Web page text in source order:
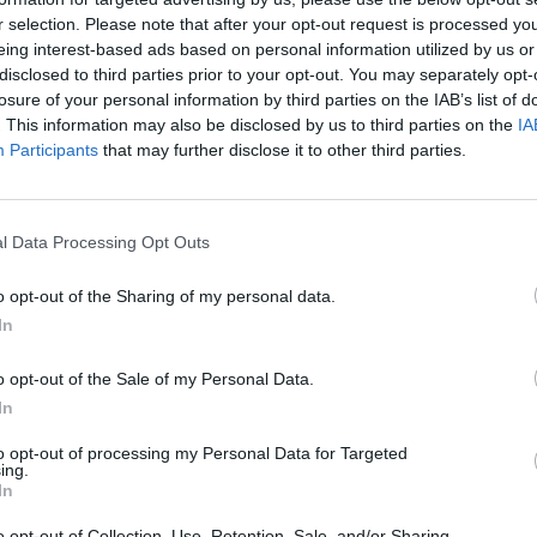
selection. Please note that after your opt-out request is processed
interest-based ads based on personal information utilized by us
to third parties prior to your opt-out. You may separately
of your personal information by third parties on the IAB’s list of
This information may also be disclosed by us to third parties on the
Participants that may further disclose it to other third parties.
Data Processing Opt Outs
opt-out of the Sharing of my personal data.
opt-out of the Sale of my Personal Data.
opt-out of processing my Personal Data for Targeted
χώρους της Ιεράς Μονής Χρυσοπηγής.
όπως ο Παλαιών Πατρών Γερμανός και ο
την οργάνωση της οικονομίας και της
υπήρξε η απόφαση της 30ης Μαΐου «περί